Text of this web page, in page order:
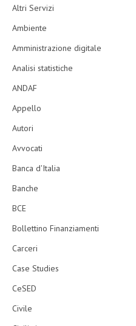
Altri Servizi
Ambiente
Amministrazione digitale
Analisi statistiche
ANDAF
Appello
Autori
Avvocati
Banca d'Italia
Banche
BCE
Bollettino Finanziamenti
Carceri
Case Studies
CeSED
Civile